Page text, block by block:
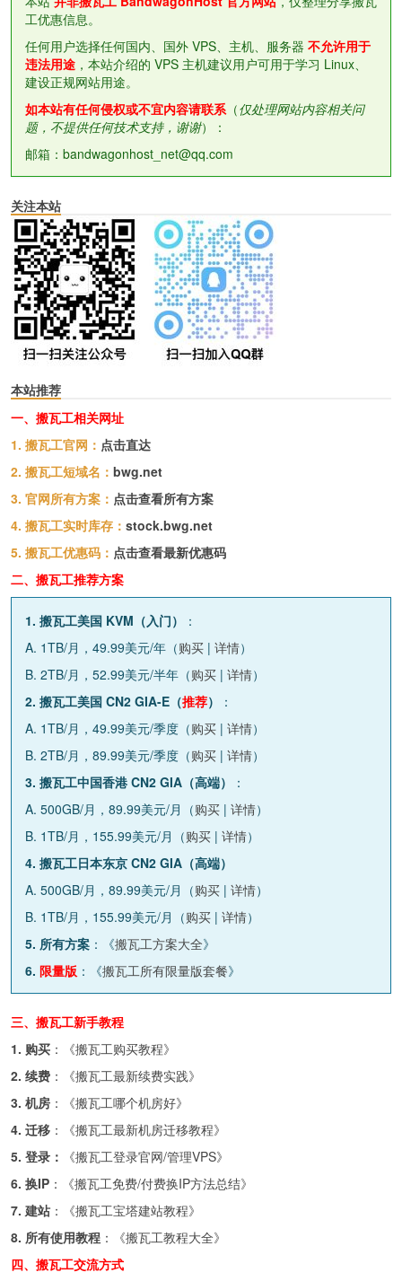
工优惠信息。
任何用户选择任何国内、国外 VPS、主机、服务器 不允许用于
违法用途 ，本站介绍的 VPS 主机建议用户可用于学习 Linux、
建设正规网站用途。
如本站有任何侵权或不宜内容请联系（仅处理网站内容相关问
题，不提供任何技术支持，谢谢）：
邮箱：bandwagonhost_net@qq.com
关注本站
本站推荐
一、搬瓦工相关网址
1. 搬瓦工官网： 点击直达
2. 搬瓦工短域名： bwg.net
3. 官网所有方案： 点击查看所有方案
4. 搬瓦工实时库存： stock.bwg.net
5. 搬瓦工优惠码： 点击查看最新优惠码
二、搬瓦工推荐方案
1. 搬瓦工美国 KVM（入门）
：
A. 1TB/月，49.99美元/年（购买 | 详情）
B. 2TB/月，52.99美元/半年（购买 | 详情）
2. 搬瓦工美国 CN2 GIA-E（推荐）
：
A. 1TB/月，49.99美元/季度（购买 | 详情）
B. 2TB/月，89.99美元/季度（购买 | 详情）
3. 搬瓦工中国香港 CN2 GIA（高端）
：
A. 500GB/月，89.99美元/月（购买 | 详情）
B. 1TB/月，155.99美元/月（购买 | 详情）
4. 搬瓦工日本东京 CN2 GIA（高端）
A. 500GB/月，89.99美元/月（购买 | 详情）
B. 1TB/月，155.99美元/月（购买 | 详情）
5. 所有方案 ：《搬瓦工方案大全》
6. 限量版 ：《搬瓦工所有限量版套餐》
三、搬瓦工新手教程
1. 购买 ：《搬瓦工购买教程》
2. 续费 ：《搬瓦工最新续费实践》
3. 机房 ：《搬瓦工哪个机房好》
4. 迁移 ：《搬瓦工最新机房迁移教程》
5. 登录：
《搬瓦工登录官网/管理VPS》
6. 换IP ：《搬瓦工免费/付费换IP方法总结》
7. 建站 ：《搬瓦工宝塔建站教程》
8. 所有使用教程 ：《搬瓦工教程大全》
四、搬瓦工交流方式